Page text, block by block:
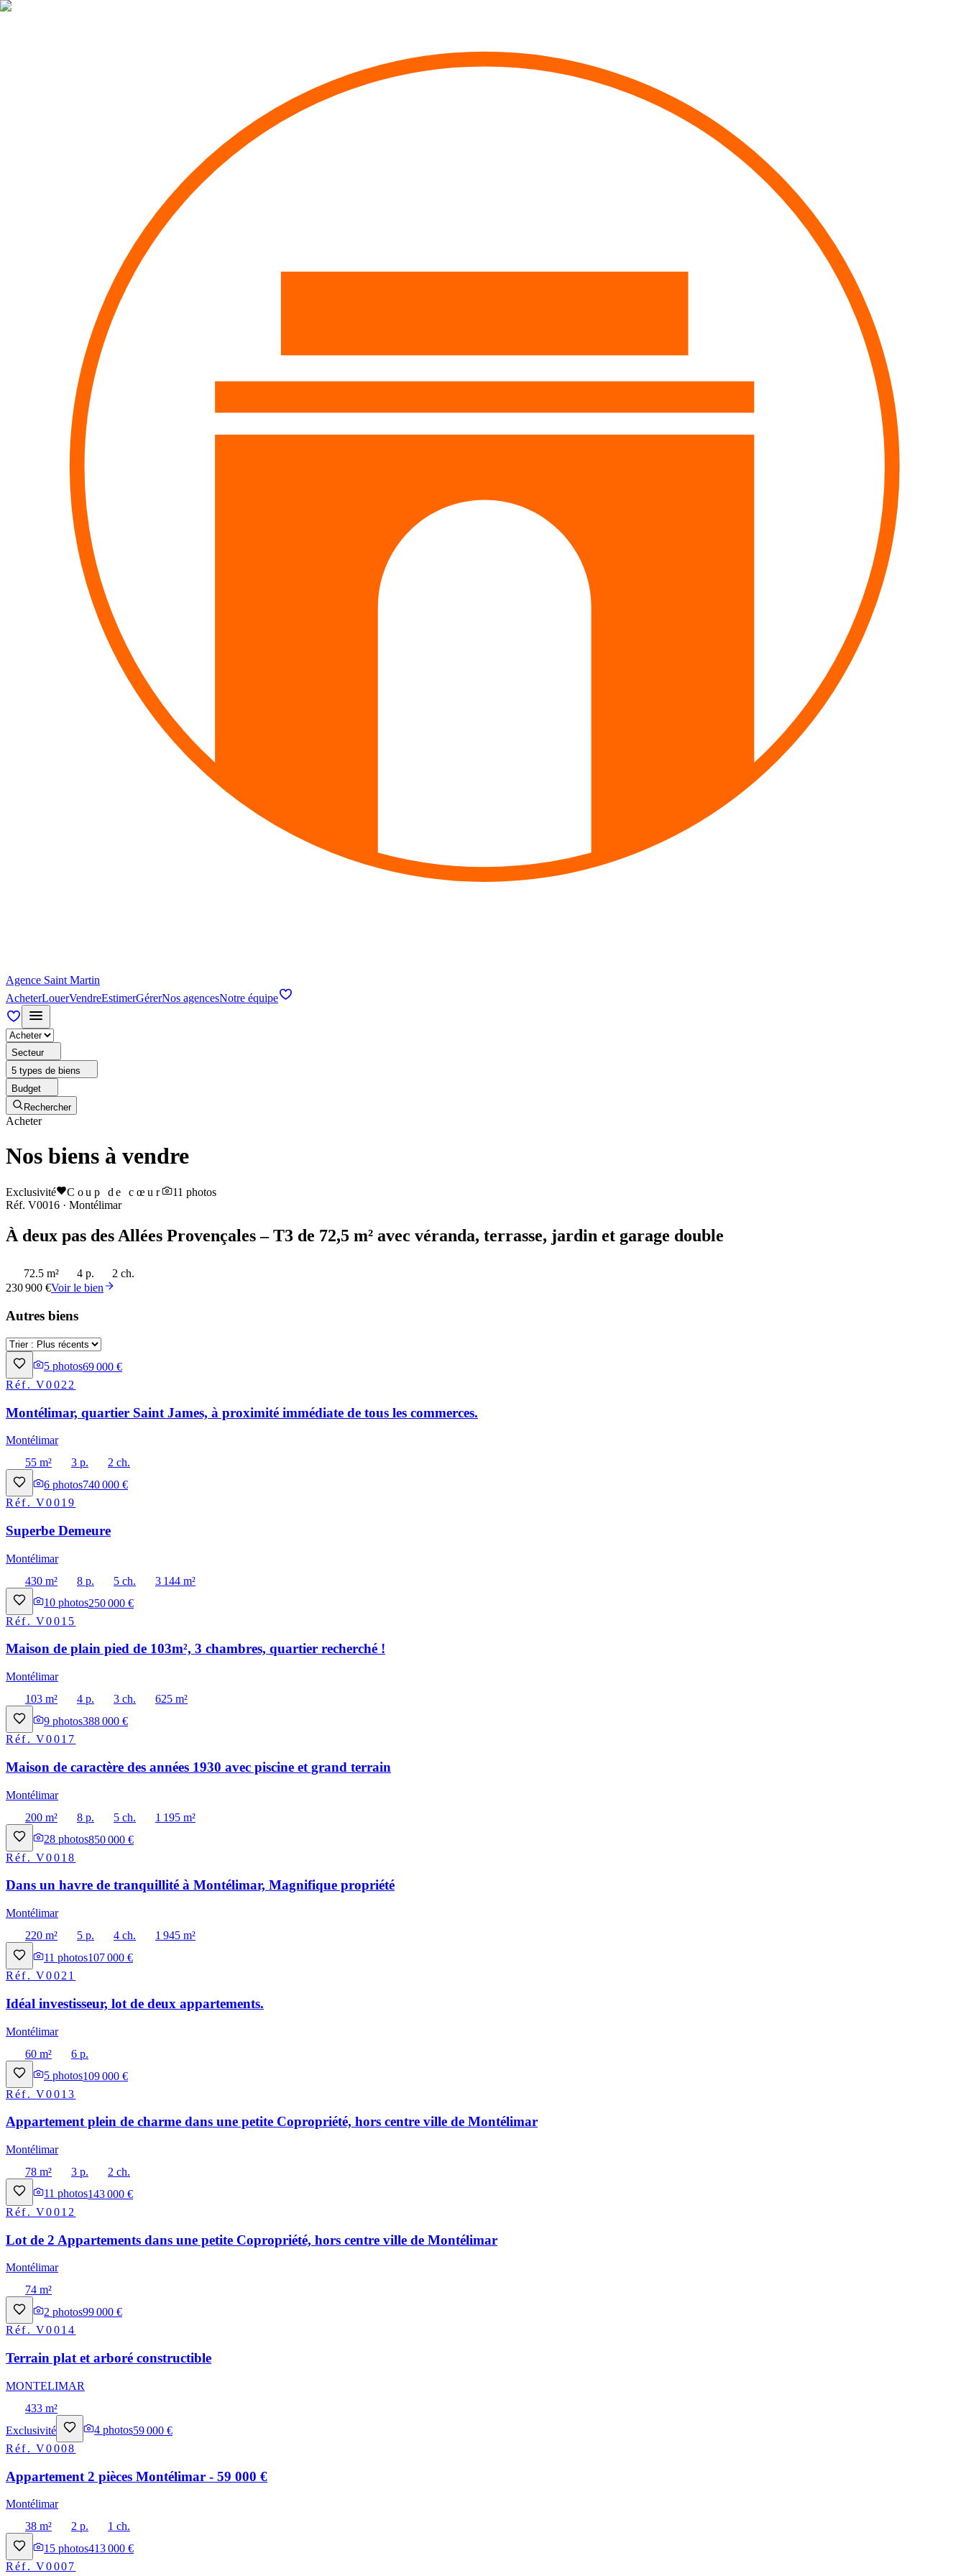
Agence Saint Martin
AcheterLouerVendreEstimerGérerNos agencesNotre équipe
Secteur
5 types de biens
Budget
Rechercher
Acheter
Nos biens à vendre
Exclusivité Coup de cœur 11 photos
Réf. V0016 · Montélimar
À deux pas des Allées Provençales – T3 de 72,5 m² avec véranda, terrasse, jardin et garage double
72.5 m² 4 p.
2 ch.
230 900 €Voir le bien
Autres biens
5 photos69 000 €
Réf.V0022
Montélimar, quartier Saint James, à proximité immédiate de tous les commerces.
Montélimar
55 m²
3 p.
2 ch.
6 photos740 000 €
Réf.V0019
Superbe Demeure
Montélimar
430 m²
8 p. 5 ch.
3 144 m²
10 photos250 000 €
Réf.V0015
Maison de plain pied de 103m², 3 chambres, quartier recherché !
Montélimar
103 m²
4 p. 3 ch.
625 m²
9 photos388 000 €
Réf.V0017
Maison de caractère des années 1930 avec piscine et grand terrain
Montélimar
200 m²
8 p. 5 ch.
1 195 m²
28 photos850 000 €
Réf.V0018
Dans un havre de tranquillité à Montélimar, Magnifique propriété
Montélimar
220 m²
5 p. 4 ch.
1 945 m²
11 photos107 000 €
Réf.V0021
Idéal investisseur, lot de deux appartements.
Montélimar
60 m²
6 p.
5 photos109 000 €
Réf.V0013
Appartement plein de charme dans une petite Copropriété, hors centre ville de Montélimar
Montélimar
78 m²
3 p.
2 ch.
11 photos143 000 €
Réf.V0012
Lot de 2 Appartements dans une petite Copropriété, hors centre ville de Montélimar
Montélimar
74 m²
2 photos99 000 €
Réf.V0014
Terrain plat et arboré constructible
MONTELIMAR
433 m²
Exclusivité
4 photos59 000 €
Réf.V0008
Appartement 2 pièces Montélimar - 59 000 €
Montélimar
38 m²
2 p.
1 ch.
15 photos413 000 €
Réf.V0007